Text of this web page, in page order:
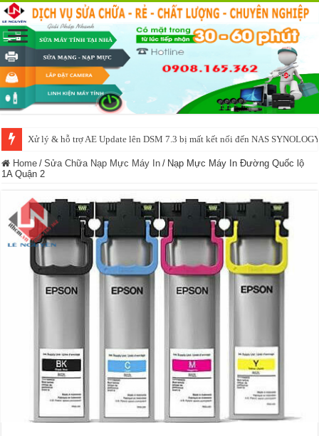
Xử lý & hỗ trợ AE Update lên DSM 7.3 bị mất kết nối đến NAS
NAS IO DATA N3160 2BAY 4BAY – chạy SYNOLOGY, OMV, CASA
Home / Sửa Chữa Nạp Mực Máy In / Nạp Mực Máy In Đường Quốc lộ
1A Quận 2